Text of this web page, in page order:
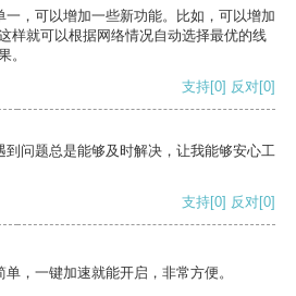
，可以增加一些新功能。比如，可以增加
样就可以根据网络情况自动选择最优的线
。
支持[0] 反对[0]
到问题总是能够及时解决，让我能够安心工
支持[0] 反对[0]
，一键加速就能开启，非常方便。